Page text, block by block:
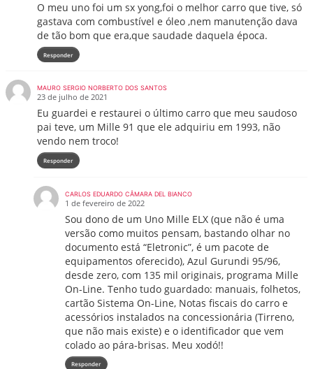
O meu uno foi um sx yong,foi o melhor carro que tive, só
gastava com combustível e óleo ,nem manutenção dava
de tão bom que era,que saudade daquela época.
Responder
MAURO SERGIO NORBERTO DOS SANTOS
23 de julho de 2021
Eu guardei e restaurei o último carro que meu saudoso
pai teve, um Mille 91 que ele adquiriu em 1993, não
vendo nem troco!
Responder
CARLOS EDUARDO CÂMARA DEL BIANCO
1 de fevereiro de 2022
Sou dono de um Uno Mille ELX (que não é uma
versão como muitos pensam, bastando olhar no
documento está “Eletronic”, é um pacote de
equipamentos oferecido), Azul Gurundi 95/96,
desde zero, com 135 mil originais, programa Mille
On-Line. Tenho tudo guardado: manuais, folhetos,
cartão Sistema On-Line, Notas fiscais do carro e
acessórios instalados na concessionária (Tirreno,
que não mais existe) e o identificador que vem
colado ao pára-brisas. Meu xodó!!
Responder